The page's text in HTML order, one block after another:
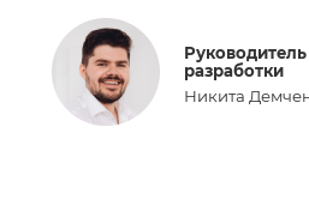
разработки
Никита